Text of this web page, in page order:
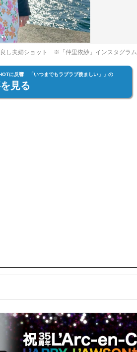
し夫婦ショット ※「仲里依紗」インスタグラム
に反響 「いつまでもラブラブ羨ましい」」の
見る